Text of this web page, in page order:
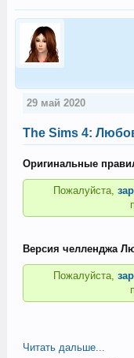
29 май 2020
The Sims 4:
Оригинальные
Пожалуйста,
Версия челленджа
Пожалуйста,
Читать дальше...